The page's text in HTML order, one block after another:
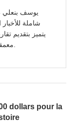
يوسف بنعلي
شاملة
dollars pour la